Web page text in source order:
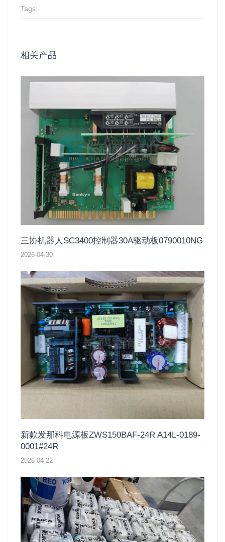
Tags:
相关产品
三协机器人SC3400控制器30A驱动板0790010NG
2026-04-30
新款发那科电源板ZWS150BAF-24R A14L-0189-
0001#24R
2026-04-22